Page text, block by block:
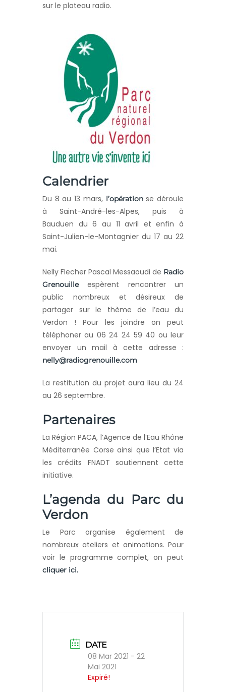
sur le plateau radio.
Calendrier
Du 8 au 13 mars,l’opérationse déroule
à Saint-André-les-Alpes, puis à
Bauduen du 6 au 11 avril et enfin à
Saint-Julien-le-Montagnier du 17 au 22
mai.
Nelly Flecher Pascal Messaoudi de Radio
Grenouilleespèrent rencontrer un
public nombreux et désireux de
partager sur le thème de l’eau du
Verdon ! Pour les joindre on peut
téléphoner au 06 24 24 59 40 ou leur
envoyer un mail à cette adresse :
nelly@radiogrenouille.com
La restitution du projet aura lieu du 24
au 26 septembre.
Partenaires
La Région PACA, l’Agence de l’Eau Rhône
Méditerranée Corse ainsi que l’Etat via
les crédits FNADT soutiennent cette
initiative.
L’agenda du Parc du
Verdon
Le Parc organise également de
nombreux ateliers et animations. Pour
voir le programme complet, on peut
cliquer ici.
DATE
08 Mar 2021 - 22
Mai 2021
Expiré!